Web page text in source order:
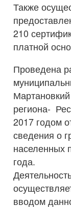
Также
210
платной
Проведена
региона-
2017 годом
сведения о
населенных
вводом